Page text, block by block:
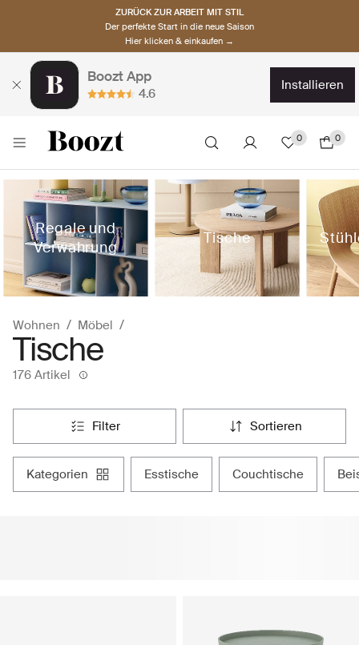
ZURÜCK ZUR ARBEIT MIT STIL
Der perfekte Start in die neue Saison
Hier klicken & einkaufen →
Boozt App
4.6
installieren
0 0
Regale und
Verwahrung
Tische
Wohnen Möbel
Tische
176 Artikel
filter sortieren
kategorien esstische couchtische